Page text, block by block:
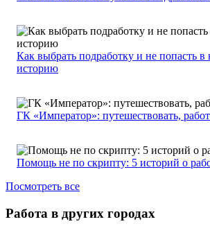
Как выбрать подработку и не попасть
историю
ГК «Император»: путешествовать,
Помощь не по скрипту: 5 историй о
Посмотреть все
Работа в других городах